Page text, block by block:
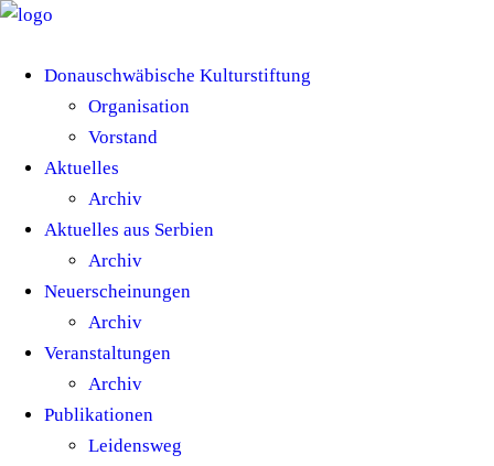
Donauschwäbische Kulturstiftung
Organisation
Vorstand
Aktuelles
Archiv
Aktuelles aus Serbien
Archiv
Neuerscheinungen
Archiv
Veranstaltungen
Archiv
Publikationen
Leidensweg